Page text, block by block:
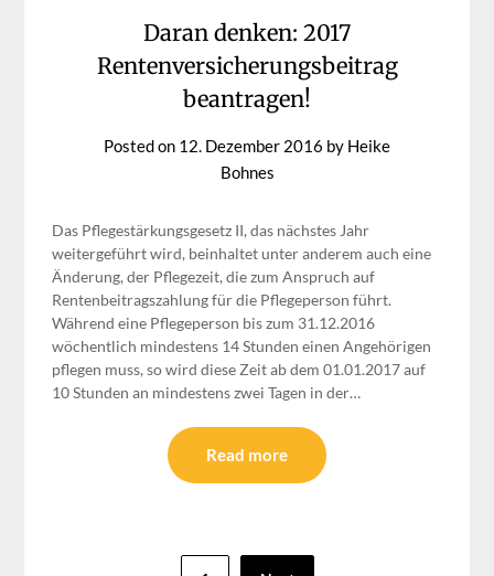
Daran denken: 2017
Rentenversicherungsbeitrag
beantragen!
Posted on 12. Dezember 2016 by Heike
Bohnes
Das Pflegestärkungsgesetz II, das nächstes Jahr
weitergeführt wird, beinhaltet unter anderem auch eine
Änderung, der Pflegezeit, die zum Anspruch auf
Rentenbeitragszahlung für die Pflegeperson führt.
Während eine Pflegeperson bis zum 31.12.2016
wöchentlich mindestens 14 Stunden einen Angehörigen
pflegen muss, so wird diese Zeit ab dem 01.01.2017 auf
10 Stunden an mindestens zwei Tagen in der…
Read more
Seitennummerierung